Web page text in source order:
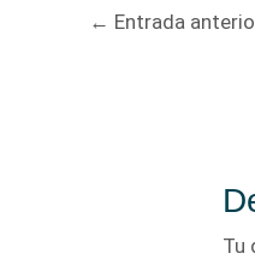
Navegación
← Entrada
Tu